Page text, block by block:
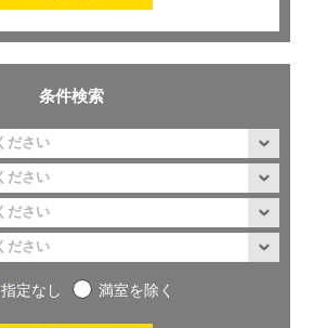
条件検索
指定なし 満室を除く